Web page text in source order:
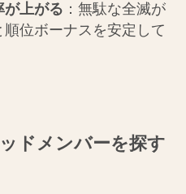
が上がる ：無駄な全滅が
位ボーナスを安定して
ドメンバーを探す